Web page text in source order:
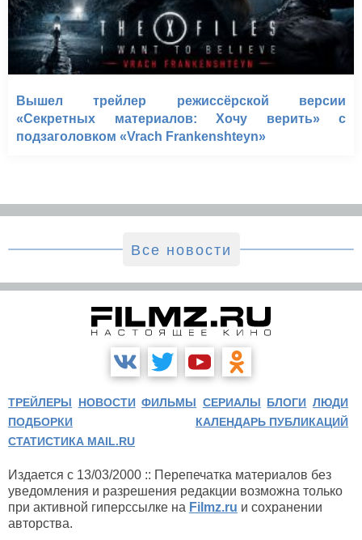
Вышел трейлер режиссёрской версии
«Секретных материалов: Хочу верить» с
подзаголовком «Vrach Frankenshteyn»
Все новости
ТРЕЙЛЕРЫ НОВОСТИ ФИЛЬМЫ СЕРИАЛЫ БЛОГИ ЛЮДИ
ПОДБОРКИ
КАЛЕНДАРЬ ПУБЛИКАЦИЙ
СТАТИСТИКА MAIL.RU
Издается с 13/03/2000 :: Перепечатка материалов без
уведомления и разрешения редакции возможна только
при активной гиперссылке на Filmz.ru и сохранении
авторства.